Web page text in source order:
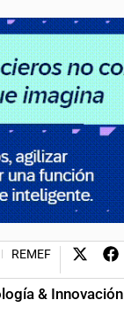
REMEF
& Innovación